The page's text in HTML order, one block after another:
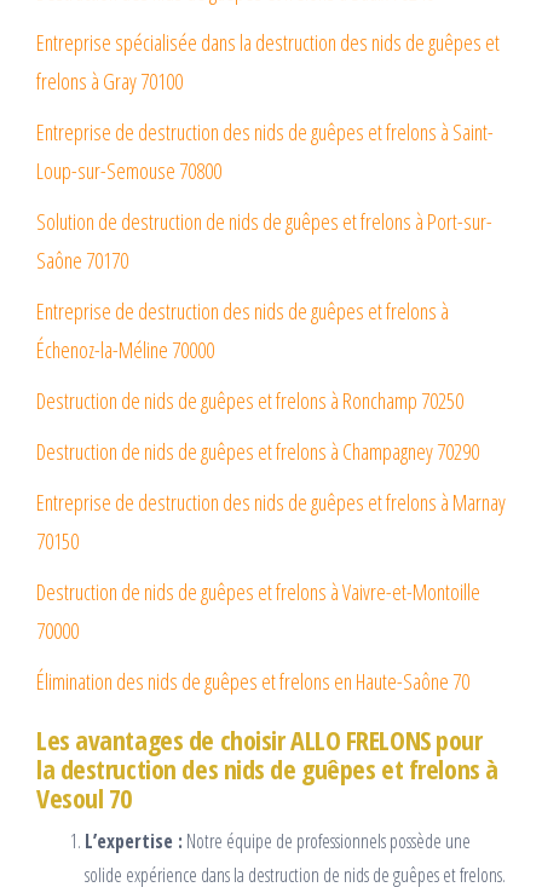
Entreprise spécialisée dans la destruction des nids de guêpes et
frelons à Gray 70100
Entreprise de destruction des nids de guêpes et frelons à Saint-
Loup-sur-Semouse 70800
Solution de destruction de nids de guêpes et frelons à Port-sur-
Saône 70170
Entreprise de destruction des nids de guêpes et frelons à
Échenoz-la-Méline 70000
Destruction de nids de guêpes et frelons à Ronchamp 70250
Destruction de nids de guêpes et frelons à Champagney 70290
Entreprise de destruction des nids de guêpes et frelons à Marnay
70150
Destruction de nids de guêpes et frelons à Vaivre-et-Montoille
70000
Élimination des nids de guêpes et frelons en Haute-Saône 70
Les avantages de choisir ALLO FRELONS pour
la destruction des nids de guêpes et frelons à
Vesoul 70
L’expertise : Notre équipe de professionnels possède une
solide expérience dans la destruction de nids de guêpes et frelons.